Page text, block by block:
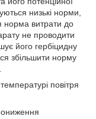
низькі норми,
норма витрати до
не проводити
його гербіцидну
збільшити норму
повітря